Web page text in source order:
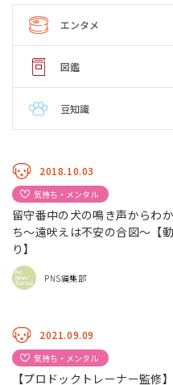
エンタメ
図鑑
豆知識
2018.10.03
気持ち・メンタル
留守番中の犬の鳴き声からわ
ち〜遠吠えは不安の合図〜【
り】
PNS編集部
2021.09.09
気持ち・メンタル
【プロドックトレーナー監修